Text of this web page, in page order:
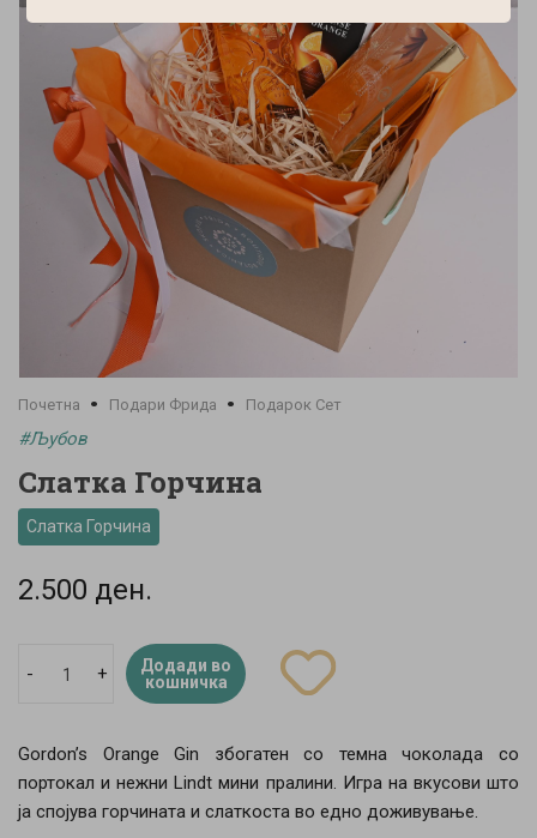
Почетна Подари Фрида Подарок Сет
#Љубов
Слатка Горчина
Слатка Горчина
2.500 ден.
- +
Додади во
кошничка
Gordon’s Orange Gin збогатен со темна чоколада со
портокал и нежни Lindt мини пралини. Игра на вкусови што
ја спојува горчината и слаткоста во едно доживување.